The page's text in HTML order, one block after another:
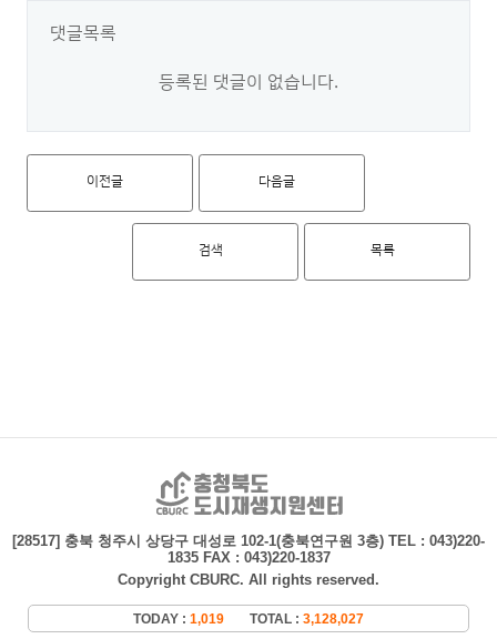
댓글목록
등록된 댓글이 없습니다.
이전글 다음글
검색 목록
[28517] 충북 청주시 상당구 대성로 102-1(충북연구원 3층) TEL : 043)220-
1835 FAX : 043)220-1837
Copyright CBURC. All rights reserved.
TODAY : 1,019 TOTAL : 3,128,027